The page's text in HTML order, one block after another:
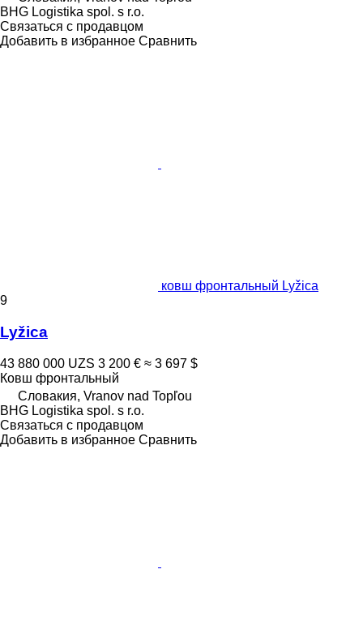
BHG Logistika spol. s r.o.
Связаться с продавцом
Добавить в избранное Сравнить
ковш фронтальный Lyžica
9
Lyžica
43 880 000 UZS 3 200 € ≈ 3 697 $
Ковш фронтальный
Словакия, Vranov nad Topľou
BHG Logistika spol. s r.o.
Связаться с продавцом
Добавить в избранное Сравнить